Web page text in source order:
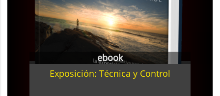
ebook
Exposición: Técnica y Control